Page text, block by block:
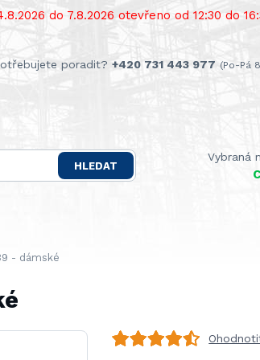
do 7.8.2026 otevřeno od 12:30 do
HLEDAT
poradit? +420 731 443 977 (Po-Pá
- dámské